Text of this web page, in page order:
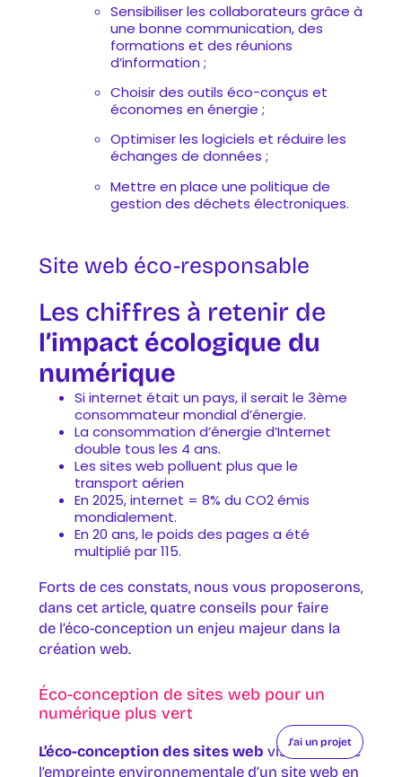
J'ai un projet
Sensibiliser les collaborateurs grâce à
une bonne communication, des
formations et des réunions
d’information ;
Choisir des outils éco-conçus et
économes en énergie ;
Optimiser les logiciels et réduire les
échanges de données ;
Mettre en place une politique de
gestion des déchets électroniques.
Site web éco-responsable
Les chiffres à retenir de
l’impact écologique du
numérique
Si internet était un pays, il serait le 3ème
consommateur mondial d’énergie.
La consommation d’énergie d’Internet
double tous les 4 ans.
Les sites web polluent plus que le
transport aérien
En 2025, internet = 8% du CO2 émis
mondialement.
En 20 ans, le poids des pages a été
multiplié par 115.
Forts de ces constats, nous vous proposerons,
dans cet article, quatre conseils pour faire
de l’éco-conception un enjeu majeur dans la
création web.
Éco-conception de sites web pour un
numérique plus vert
L’éco-conception des sites web vise à réduire
l’empreinte environnementale d’un site web en